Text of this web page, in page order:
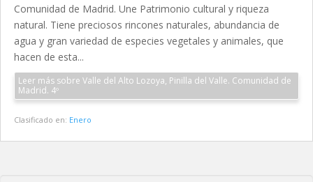
Comunidad de Madrid. Une Patrimonio cultural y riqueza
natural. Tiene preciosos rincones naturales, abundancia de
agua y gran variedad de especies vegetales y animales, que
hacen de esta...
Leer más sobre Valle del Alto Lozoya, Pinilla del Valle. Comunidad de
Madrid. 4º
Clasificado en: Enero